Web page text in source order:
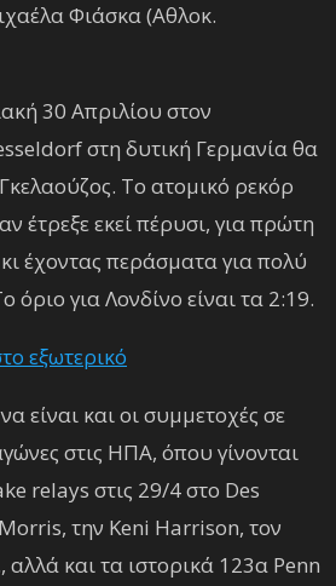
Φιάσκα (Αθλοκ.
30 Απριλίου στον
στη δυτική Γερμανία θα
Το ατομικό ρεκόρ
έτρεξε εκεί πέρυσι, για πρώτη
έχοντας περάσματα για πολύ
όριο για Λονδίνο είναι τα 2:19.
εξωτερικό
είναι και οι συμμετοχές σε
στις ΗΠΑ, όπου γίνονται
relays στις 29/4 στο Des
την Keni Harrison, τον
και τα ιστορικά 123α Penn